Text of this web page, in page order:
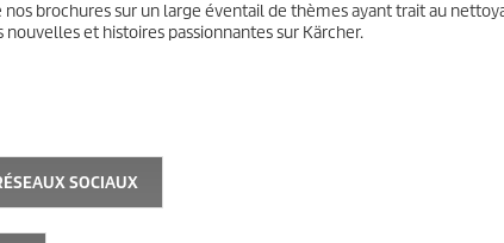
brochures sur un large éventail de thèmes ayant trait au
et histoires passionnantes sur Kärcher.
SOCIAUX